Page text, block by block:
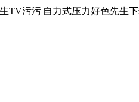
TV污污|自力式压力好色先生